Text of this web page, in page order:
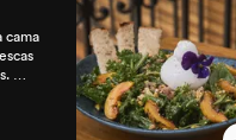
cama
de